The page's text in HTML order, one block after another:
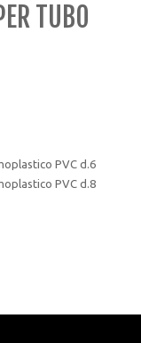
TUBO
PVC d.6
PVC d.8